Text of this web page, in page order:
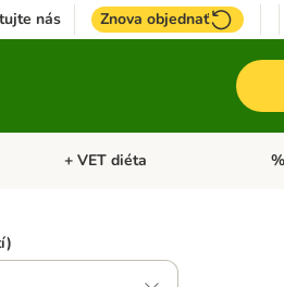
nás Znova objednať
Otvoriť menu: TOP značky
+ VET diéta